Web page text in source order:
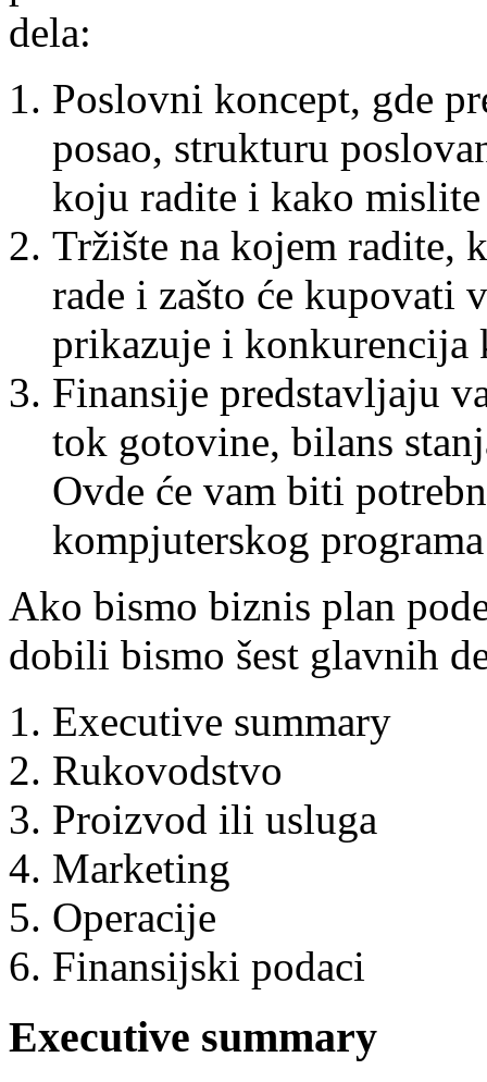
dela:
Poslovni koncept, gde
posao, strukturu
koju radite i kako mislite
Tržište na kojem radite,
rade i zašto će kupovati
prikazuje i konkurencija
Finansije predstavljaju
tok gotovine, bilans
Ovde će vam biti
kompjuterskog
Ako bismo biznis plan
dobili bismo šest glavnih
Executive summary
Rukovodstvo
Proizvod ili usluga
Marketing
Operacije
Finansijski podaci
Executive summary